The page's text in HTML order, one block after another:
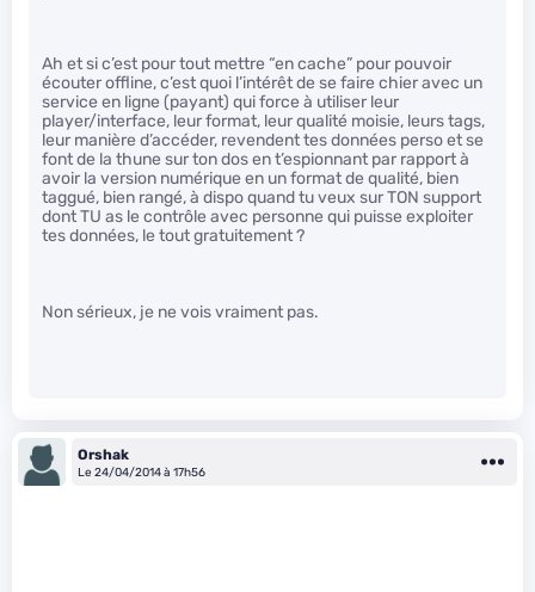
Ah et si c’est pour tout mettre “en cache” pour pouvoir
écouter offline, c’est quoi l’intérêt de se faire chier avec un
service en ligne (payant) qui force à utiliser leur
player/interface, leur format, leur qualité moisie, leurs tags,
leur manière d’accéder, revendent tes données perso et se
font de la thune sur ton dos en t’espionnant par rapport à
avoir la version numérique en un format de qualité, bien
taggué, bien rangé, à dispo quand tu veux sur TON support
dont TU as le contrôle avec personne qui puisse exploiter
tes données, le tout gratuitement ?
Non sérieux, je ne vois vraiment pas.
Orshak
Le 24/04/2014 à 17h56